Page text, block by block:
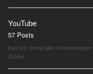
YouTube
57 Posts
Fast ein Drittel aller
Zahlen,…